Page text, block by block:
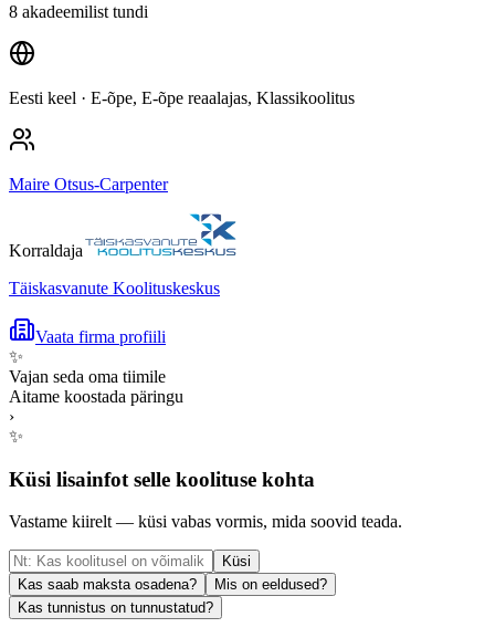
8 akadeemilist tundi
Eesti keel · E-õpe, E-õpe reaalajas, Klassikoolitus
Maire Otsus-Carpenter
Korraldaja
Täiskasvanute Koolituskeskus
Vaata firma profiili
✨
Vajan seda oma tiimile
Aitame koostada päringu
›
✨
Küsi lisainfot selle koolituse kohta
Vastame kiirelt — küsi vabas vormis, mida soovid teada.
Küsi
Kas saab maksta osadena?
Mis on eeldused?
Kas tunnistus on tunnustatud?